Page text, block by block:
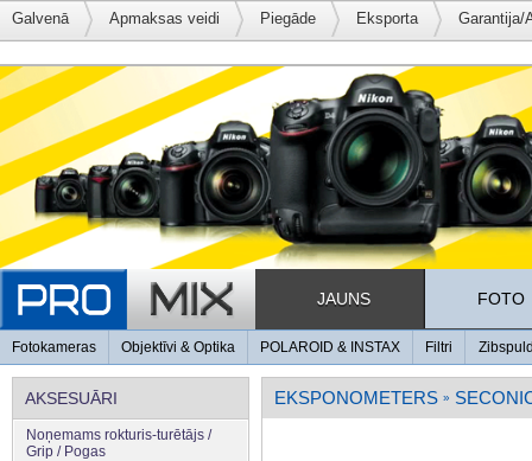
Galvenā Apmaksas veidi Piegāde Eksporta Garantija/
JAUNS FOTO
Fotokameras Objektīvi & Optika POLAROID & INSTAX Filtri
AKSESUĀRI
Noņemams rokturis-turētājs /
Grip / Pogas
EKSPONOMETERS »